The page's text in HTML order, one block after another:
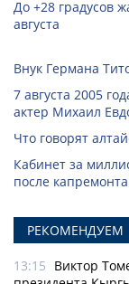
До +28 градусов
августа
Внук Германа
7 августа 2005
актер Михаил
Что говорят
Кабинет за
после капремонта
РЕКОМЕНДУЕМ
13:15 Виктор